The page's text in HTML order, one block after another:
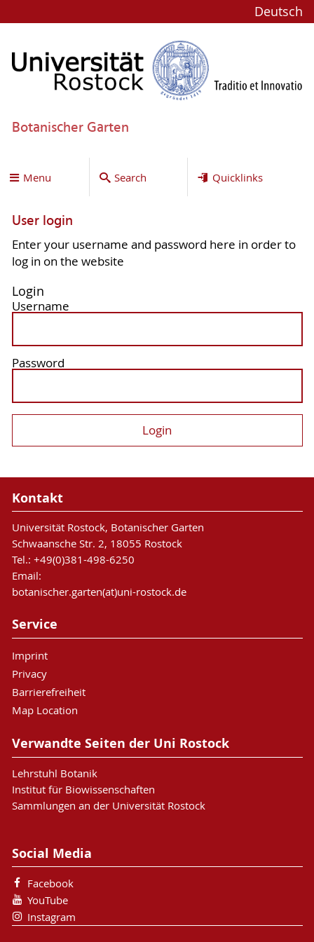
Deutsch
Botanischer Garten
Menu Search Quicklinks
User login
Enter your username and password here in order to
log in on the website
Login
Username
Password
Kontakt
Universität Rostock, Botanischer Garten
Schwaansche Str. 2, 18055 Rostock
Tel.: +49(0)381-498-6250
Email:
botanischer.garten(at)uni-rostock.de
Service
Imprint
Privacy
Barrierefreiheit
Map Location
Verwandte Seiten der Uni Rostock
Lehrstuhl Botanik
Institut für Biowissenschaften
Sammlungen an der Universität Rostock
Social Media
Facebook
YouTube
Instagram